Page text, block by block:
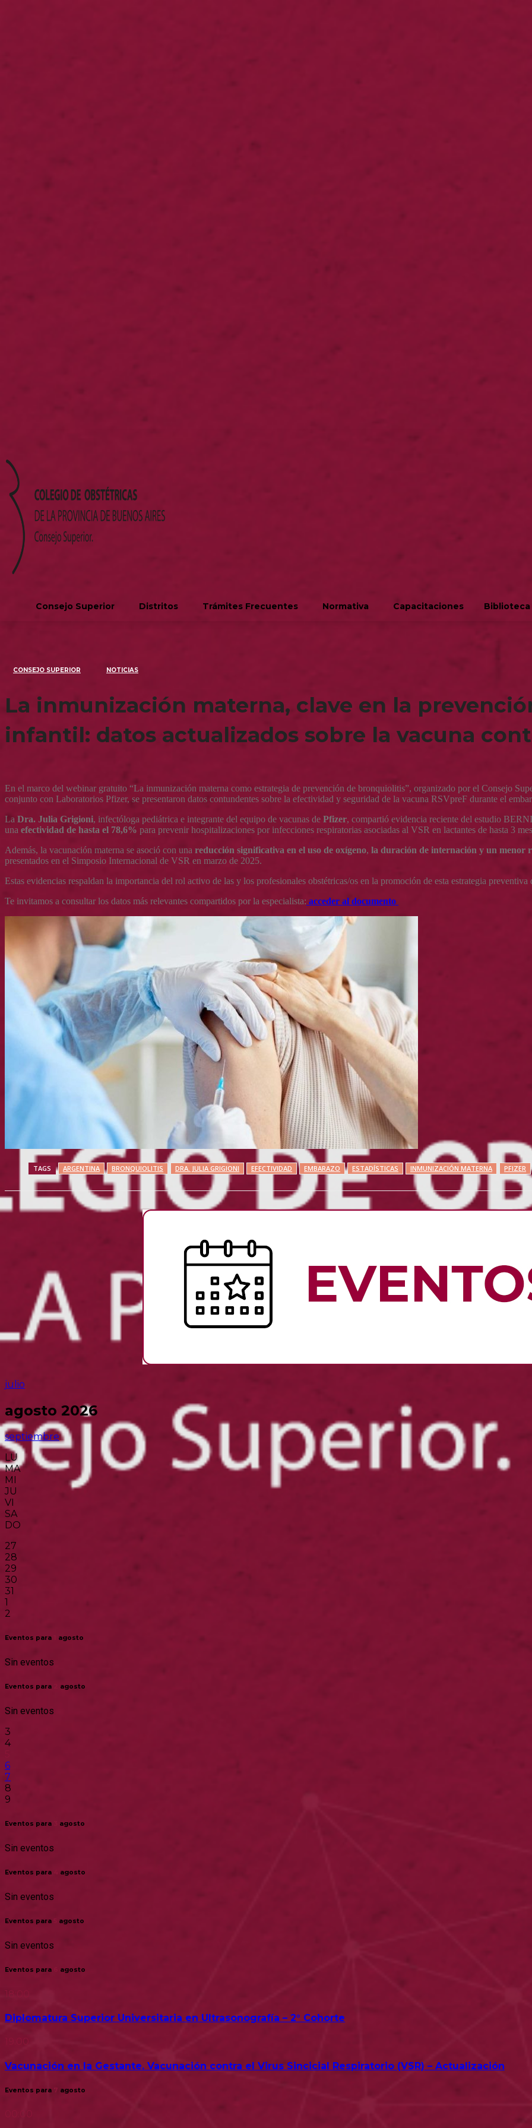
Consejo Superior Distritos Trámites Frecuentes Normativa Capacitaciones Biblioteca
CONSEJO SUPERIOR NOTICIAS
La inmunización materna, clave en la
infantil: datos actualizados sobre la vacuna
En el marco del webinar gratuito “La inmunización materna como estrategia de prevención de bronquiolitis”, organizado por el Consejo
conjunto con Laboratorios Pfizer, se presentaron datos contundentes sobre la efectividad y seguridad de la vacuna RSVpreF durante el
La Dra. Julia Grigioni, infectóloga pediátrica e integrante del equipo de vacunas de Pfizer, compartió evidencia reciente del estudio
una efectividad de hasta el 78,6% para prevenir hospitalizaciones por infecciones respiratorias asociadas al VSR en lactantes de hasta 3
Además, la vacunación materna se asoció con una reducción significativa en el uso de oxígeno, la duración de internación y un menor
presentados en el Simposio Internacional de VSR en marzo de 2025.
Estas evidencias respaldan la importancia del rol activo de las y los profesionales obstétricas/os en la promoción de esta estrategia
Te invitamos a consultar los datos más relevantes compartidos por la especialista: acceder al documento
TAGS ARGENTINA BRONQUIOLITIS DRA. JULIA GRIGIONI EFECTIVIDAD EMBARAZO ESTADÍSTICAS INMUNIZACIÓN MATERNA PFIZER
julio
agosto 2026
septiembre
LU
MA
MI
JU
VI
SA
DO
27
28
29
30
31
1
2
Eventos para agosto
Sin eventos
Eventos para agosto
Sin eventos
3
4
6
7
8
9
Eventos para agosto
Sin eventos
Eventos para agosto
Sin eventos
Eventos para agosto
Sin eventos
Eventos para agosto
18:00
Diplomatura Superior Universitaria en Ultrasonografía – 2° Cohorte
19:00
Vacunación en la Gestante. Vacunación contra el Virus Sincicial Respiratorio (VSR) – Actualización
Eventos para 7 agosto